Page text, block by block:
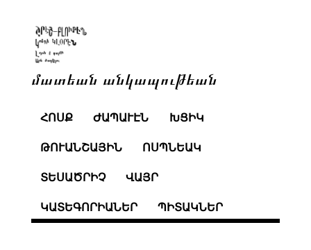
մատեան անկապութեան
ՀՈՍՔ ԺԱՊԱՒԷՆ ԽՑԻԿ
ԹՈՒԱՆՇԱՅԻՆ ՈՍՊՆԵԱԿ
ՏԵՍԱԾՐԻՉ ՎԱՅՐ
ԿԱՏԵԳՈՐԻԱՆԵՐ ՊԻՏԱԿՆԵՐ